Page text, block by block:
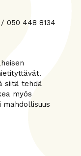
/ 050 448 8134
siitä tehdä
myös